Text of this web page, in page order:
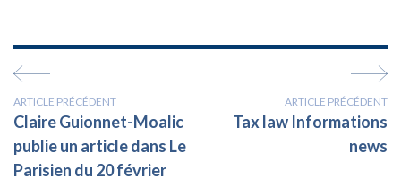
ARTICLE PRÉCÉDENT
Claire Guionnet-Moalic
publie un article dans Le
Parisien du 20 février
ARTICLE PRÉCÉDENT
Tax law Informations
news